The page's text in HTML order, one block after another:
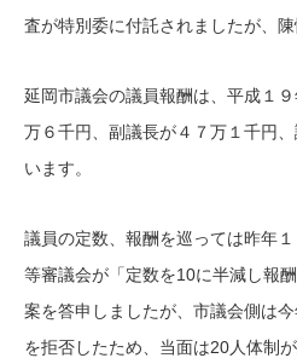
査が特別委に付託されましたが、
延岡市議会の議員報酬は、平成１
万６千円、副議長が４７万１千円
います。
議員の定数、報酬を巡っては昨年
等審議会が「定数を10に半減し報
案を答申しましたが、市議会側は
を拒否したため、当面は20人体制